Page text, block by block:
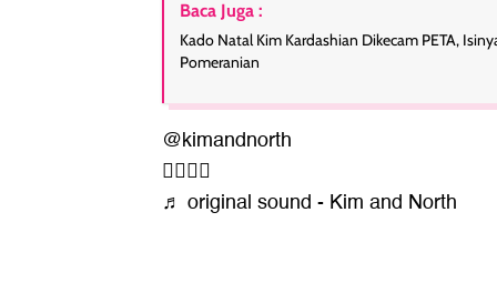
Baca Juga :
Kado Natal Kim Kardashian Dikecam PETA,
Pomeranian
@kimandnorth
🧟‍♀️🧟‍♀️
♬ original sound - Kim and North